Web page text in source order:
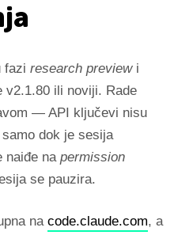
fazi research previewi
v2.1.80 ili noviji. Rade
— API ključevi nisu
dok je sesija
naiđe na permission
se pauzira.
na code.claude.com, a